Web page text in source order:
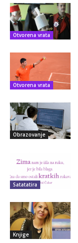
Otvorena vrata
Otvorena vrata
Obrazovanje
Satatatira
Knjige